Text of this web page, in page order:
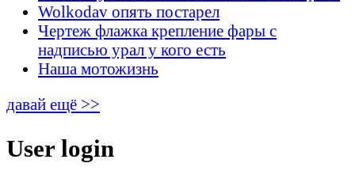
Wolkodav опять постарел
Чертеж флажка крепление фары с
надписью урал у кого есть
Наша мотожизнь
давай ещё >>
User login